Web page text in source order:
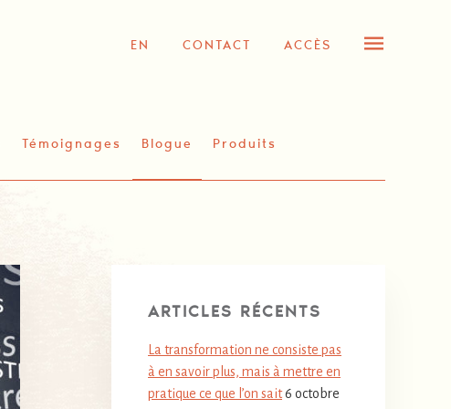
EN CONTACT ACCÈS
Témoignages Blogue Produits
ARTICLES RÉCENTS
La transformation ne consiste pas
à en savoir plus, mais à mettre en
pratique ce que l’on sait6 octobre